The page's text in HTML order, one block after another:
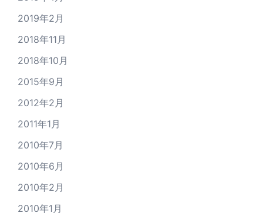
2019年2月
2018年11月
2018年10月
2015年9月
2012年2月
2011年1月
2010年7月
2010年6月
2010年2月
2010年1月